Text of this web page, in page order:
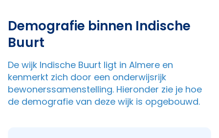
Demografie binnen Indische
Buurt
De wijk Indische Buurt ligt in Almere en
kenmerkt zich door een onderwijsrijk
bewonerssamenstelling. Hieronder zie je hoe
de demografie van deze wijk is opgebouwd.